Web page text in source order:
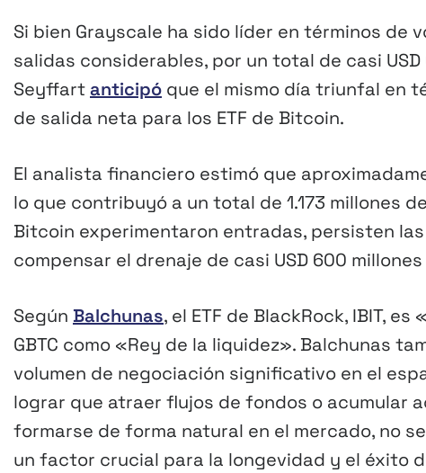
Si bien Grayscale ha sido líder en términos de
salidas considerables, por un total de casi
Seyffartanticipó que el mismo día triunfal en
de salida neta para los ETF de Bitcoin.
El analista financiero estimó que
lo que contribuyó a un total de 1.173 millones
Bitcoin experimentaron entradas, persisten
compensar el drenaje de casi USD 600 millones
Según Balchunas, el ETF de BlackRock, IBIT,
GBTC como «Rey de la liquidez». Balchunas
volumen de negociación significativo en el
lograr que atraer flujos de fondos o acumular
formarse de forma natural en el mercado, no
un factor crucial para la longevidad y el éxito